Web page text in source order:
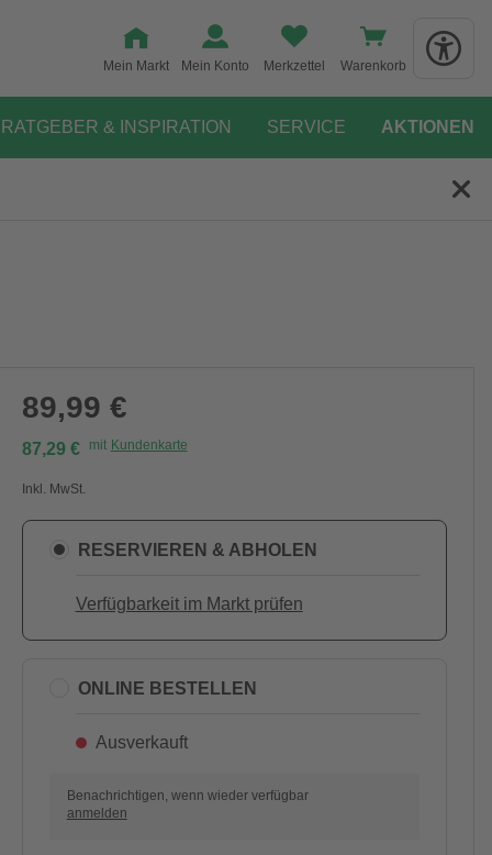
Mein Markt Mein Konto Merkzettel Warenkorb
RATGEBER & INSPIRATION SERVICE AKTIONEN
89,99 €
87,29 € mit Kundenkarte
Inkl. MwSt.
RESERVIEREN & ABHOLEN
Verfügbarkeit im Markt prüfen
ONLINE BESTELLEN
Ausverkauft
Benachrichtigen, wenn wieder verfügbar
anmelden